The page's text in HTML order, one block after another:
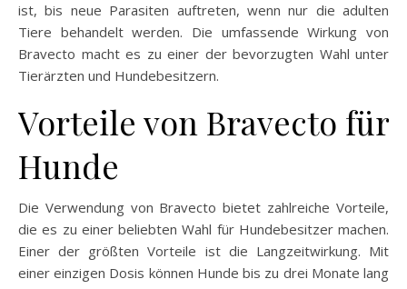
ist, bis neue Parasiten auftreten, wenn nur die adulten
Tiere behandelt werden. Die umfassende Wirkung von
Bravecto macht es zu einer der bevorzugten Wahl unter
Tierärzten und Hundebesitzern.
Vorteile von Bravecto für
Hunde
Die Verwendung von Bravecto bietet zahlreiche Vorteile,
die es zu einer beliebten Wahl für Hundebesitzer machen.
Einer der größten Vorteile ist die Langzeitwirkung. Mit
einer einzigen Dosis können Hunde bis zu drei Monate lang